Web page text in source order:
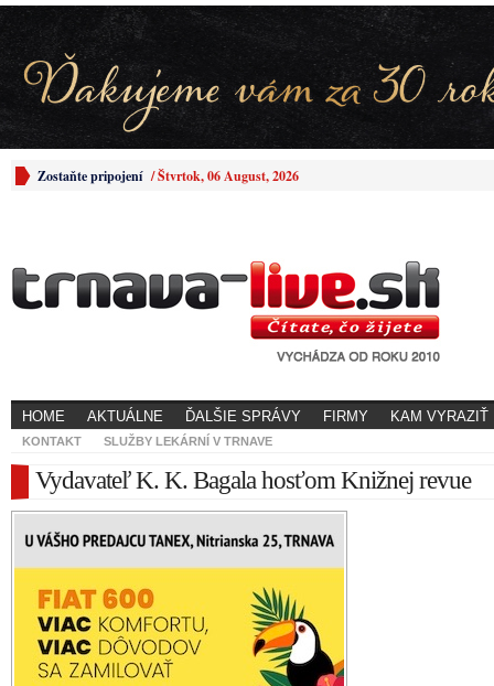
Zostaňte pripojení /Štvrtok, 06 August, 2026
HOME AKTUÁLNE ĎALŠIE SPRÁVY FIRMY KAM VYRAZIŤ
KONTAKT SLUŽBY LEKÁRNÍ V TRNAVE
Vydavateľ K. K. Bagala hosťom Knižnej revue